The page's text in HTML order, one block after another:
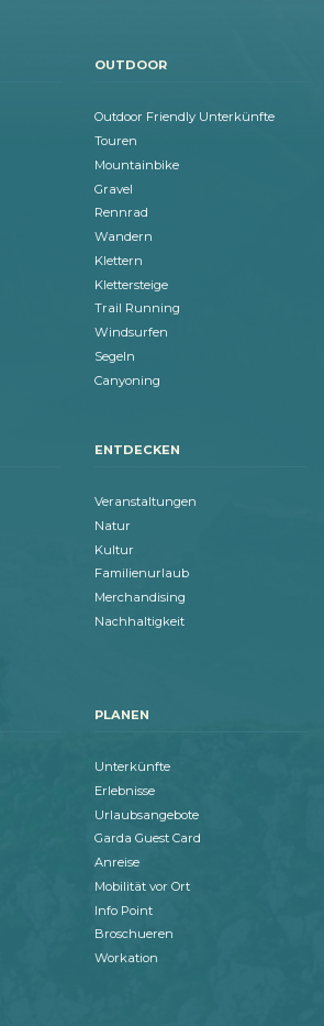
OUTDOOR
Outdoor Friendly Unterkünfte
Touren
Mountainbike
Gravel
Rennrad
Wandern
Klettern
Klettersteige
Trail Running
Windsurfen
Segeln
Canyoning
ENTDECKEN
Veranstaltungen
Natur
Kultur
Familienurlaub
Merchandising
Nachhaltigkeit
PLANEN
Unterkünfte
Erlebnisse
Urlaubsangebote
Garda Guest Card
Anreise
Mobilität vor Ort
Info Point
Broschueren
Workation